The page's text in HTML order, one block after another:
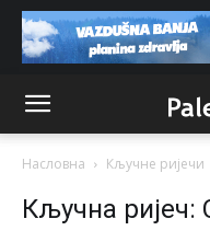
Насловна Кључне ријечи
Кључна ријеч:
Sa ovim procentom,
stopu nepismenosti u
Анонимно2818605 јуче
Najveći rizik sa
glasova" i
zapravo glasaju po